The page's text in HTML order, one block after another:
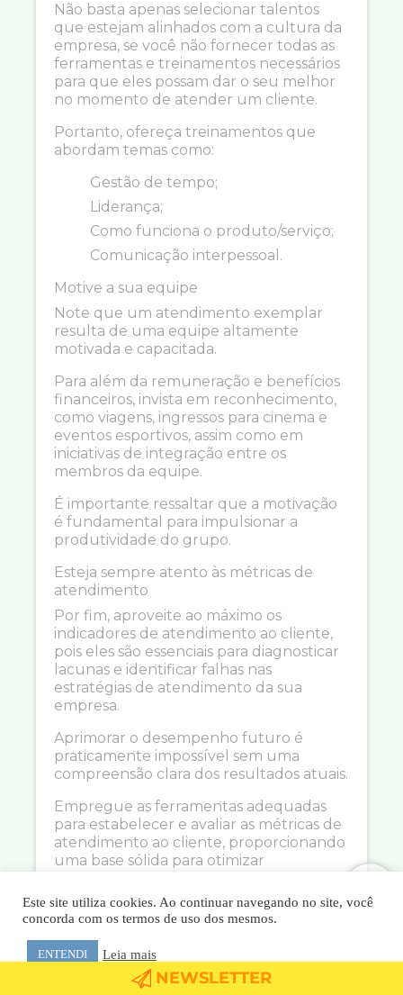
Não basta apenas selecionar talentos
que estejam alinhados com a cultura da
empresa, se você não fornecer todas as
ferramentas e treinamentos necessários
para que eles possam dar o seu melhor
no momento de atender um cliente.
Portanto, ofereça treinamentos que
abordam temas como:
Gestão de tempo;
Liderança;
Como funciona o produto/serviço;
Comunicação interpessoal.
Motive a sua equipe
Note que um atendimento exemplar
resulta de uma equipe altamente
motivada e capacitada.
Para além da remuneração e benefícios
financeiros, invista em reconhecimento,
como viagens, ingressos para cinema e
eventos esportivos, assim como em
iniciativas de integração entre os
membros da equipe.
É importante ressaltar que a motivação
é fundamental para impulsionar a
produtividade do grupo.
Esteja sempre atento às métricas de
atendimento
Por fim, aproveite ao máximo os
indicadores de atendimento ao cliente,
pois eles são essenciais para diagnosticar
lacunas e identificar falhas nas
estratégias de atendimento da sua
empresa.
Aprimorar o desempenho futuro é
praticamente impossível sem uma
compreensão clara dos resultados atuais.
Empregue as ferramentas adequadas
para estabelecer e avaliar as métricas de
atendimento ao cliente, proporcionando
uma base sólida para otimizar
Como a SAX pode te ajudar?
Existem diversas ferramentas que
podem te auxiliar na busca por
melhorias no atendimento ao cliente.
NEWSLETTER
Este site utiliza cookies. Ao continuar navegando no site, você
concorda com os termos de uso dos mesmos.
ENTENDI Leia mais